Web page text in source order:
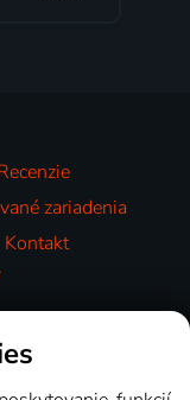
zariadenia
Kontakt